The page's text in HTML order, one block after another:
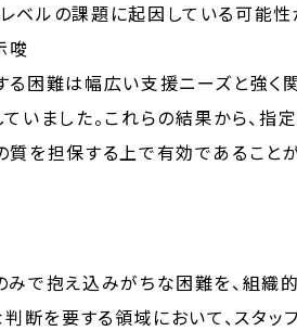
ベルの課題に起因している可能性
唆
困難は幅広い支援ニーズと強く
いました。これらの結果から、
を担保する上で有効であること
で抱え込みがちな困難を、組織
判断を要する領域において、スタ